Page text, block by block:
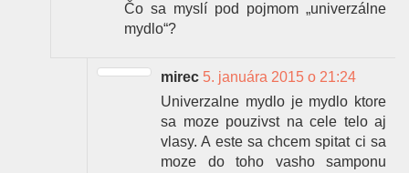
Čo sa myslí pod pojmom „univerzálne
mydlo“?
mirec 5. januára 2015 o 21:24
Univerzalne mydlo je mydlo ktore
sa moze pouzivst na cele telo aj
vlasy. A este sa chcem spitat ci sa
moze do toho vasho samponu